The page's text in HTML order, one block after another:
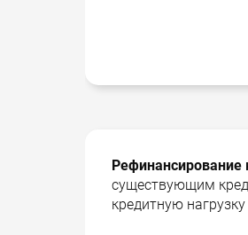
Рефинансирование
существующим
кредитную